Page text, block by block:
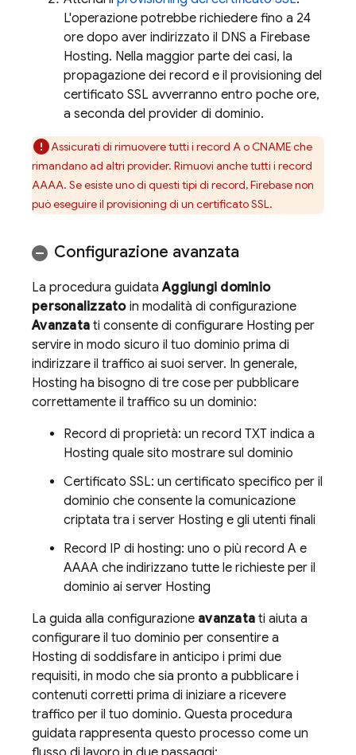
L'operazione potrebbe richiedere fino a 24
ore dopo aver indirizzato il DNS a Firebase
Hosting. Nella maggior parte dei casi, la
propagazione dei record e il provisioning del
certificato SSL avverranno entro poche ore,
a seconda del provider di dominio.
Assicurati di rimuovere tutti i record A o CNAME che
rimandano ad altri provider. Rimuovi anche tutti i record
AAAA. Se esiste uno di questi tipi di record, Firebase non
può eseguire il provisioning di un certificato SSL.
Configurazione avanzata
La procedura guidataAggiungi dominio
personalizzatoin modalità di configurazione
Avanzata ti consente di configurare Hosting per
servire in modo sicuro il tuo dominio prima di
indirizzare il traffico ai suoi server. In generale,
Hosting ha bisogno di tre cose per pubblicare
correttamente il traffico su un dominio:
Record di proprietà: un record TXT indica a
Hosting quale sito mostrare sul dominio
Certificato SSL: un certificato specifico per il
dominio che consente la comunicazione
criptata tra i server Hosting e gli utenti finali
Record IP di hosting: uno o più record A e
AAAA che indirizzano tutte le richieste per il
dominio ai server Hosting
La guida alla configurazione avanzata ti aiuta a
configurare il tuo dominio per consentire a
Hosting di soddisfare in anticipo i primi due
requisiti, in modo che sia pronto a pubblicare i
contenuti corretti prima di iniziare a ricevere
traffico per il tuo dominio. Questa procedura
guidata rappresenta questo processo come un